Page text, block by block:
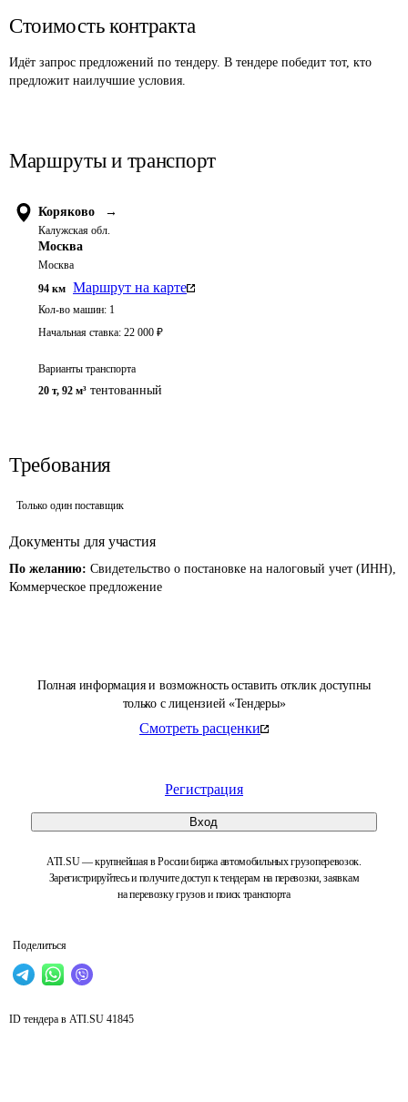
Полная информация и возможность оставить отклик доступны
только с лицензией «Тендеры»
Смотреть расценки
Регистрация
Вход
ATI.SU — крупнейшая в России биржа автомобильных грузоперевозок.
Зарегистрируйтесь и получите доступ к тендерам на перевозки, заявкам
на перевозку грузов и поиск транспорта
Поделиться
Стоимость контракта
Идёт запрос предложений по тендеру. В тендере победит тот, кто
предложит наилучшие условия.
Маршруты и транспорт
Коряково →
Калужская обл.
Москва
Москва
94 км Маршрут на карте
Кол-во машин: 1
Начальная ставка: 22 000 ₽
Варианты транспорта
20 т, 92 м³ тентованный
Требования
Только один поставщик
Документы для участия
По желанию: Свидетельство о постановке на налоговый учет (ИНН),
Коммерческое предложение
ID тендера в ATI.SU 41845